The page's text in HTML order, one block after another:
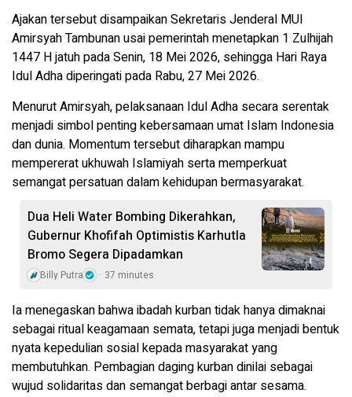
Ajakan tersebut disampaikan Sekretaris Jenderal MUI
Amirsyah Tambunan usai pemerintah menetapkan 1 Zulhijah
1447 H jatuh pada Senin, 18 Mei 2026, sehingga Hari Raya
Idul Adha diperingati pada Rabu, 27 Mei 2026.
Menurut Amirsyah, pelaksanaan Idul Adha secara serentak
menjadi simbol penting kebersamaan umat Islam Indonesia
dan dunia. Momentum tersebut diharapkan mampu
mempererat ukhuwah Islamiyah serta memperkuat
semangat persatuan dalam kehidupan bermasyarakat.
Dua Heli Water Bombing Dikerahkan,
Gubernur Khofifah Optimistis Karhutla
Bromo Segera Dipadamkan
Billy Putra 37 minutes
Ia menegaskan bahwa ibadah kurban tidak hanya dimaknai
sebagai ritual keagamaan semata, tetapi juga menjadi bentuk
nyata kepedulian sosial kepada masyarakat yang
membutuhkan. Pembagian daging kurban dinilai sebagai
wujud solidaritas dan semangat berbagi antar sesama.